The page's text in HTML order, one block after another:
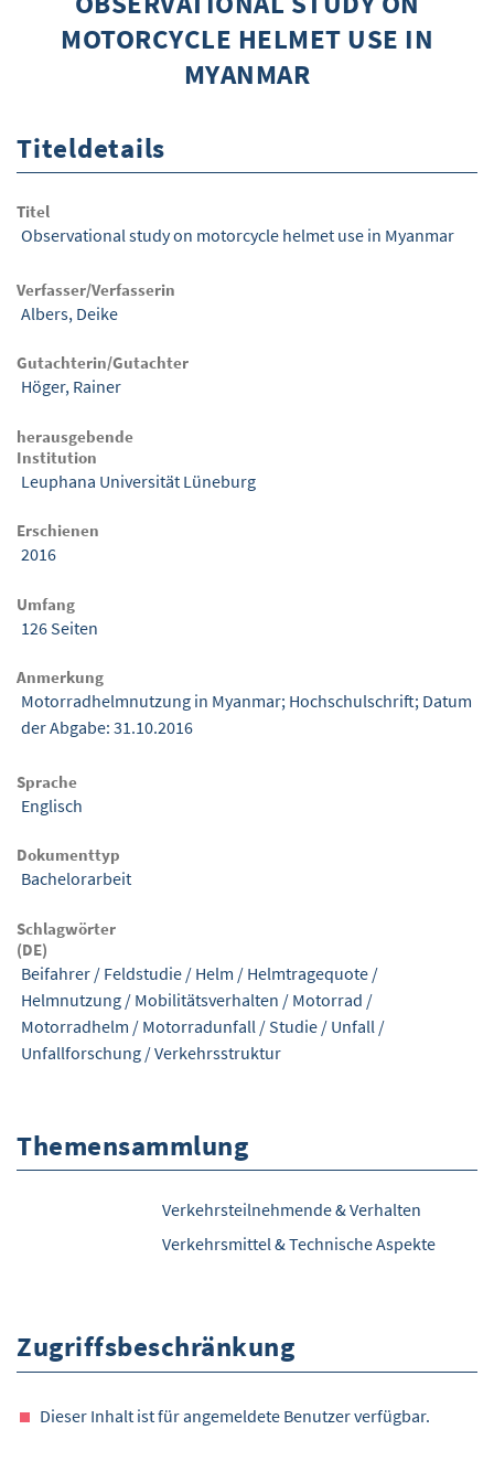
ÜBER WISOM
GUROM - MOBILITÄT SICHER GESTALTEN
NUTZUNGSBEDINGUNGEN
MOTORCYCLE HELMET USE IN
MYANMAR
Titeldetails
Titel
Observational study on motorcycle helmet use in Myanmar
Verfasser/Verfasserin
Albers, Deike
Gutachterin/Gutachter
Höger, Rainer
herausgebende
Institution
Leuphana Universität Lüneburg
Erschienen
2016
Umfang
126 Seiten
Anmerkung
Motorradhelmnutzung in Myanmar; Hochschulschrift; Datum
der Abgabe: 31.10.2016
Sprache
Englisch
Dokumenttyp
Bachelorarbeit
Schlagwörter
(DE)
Beifahrer / Feldstudie / Helm / Helmtragequote /
Helmnutzung / Mobilitätsverhalten / Motorrad /
Motorradhelm / Motorradunfall / Studie / Unfall /
Unfallforschung /Verkehrsstruktur
Themensammlung
Verkehrsteilnehmende & Verhalten
Verkehrsmittel & Technische Aspekte
Zugriffsbeschränkung
Dieser Inhalt ist für angemeldete Benutzer verfügbar.